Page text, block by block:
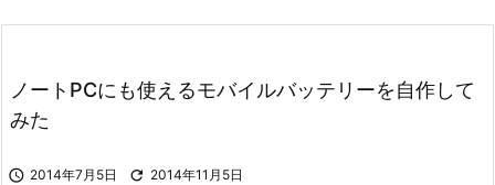


ノートPCにも使えるモバイルバッテリーを自作して
みた
 2014年7月5日  2014年11月5日